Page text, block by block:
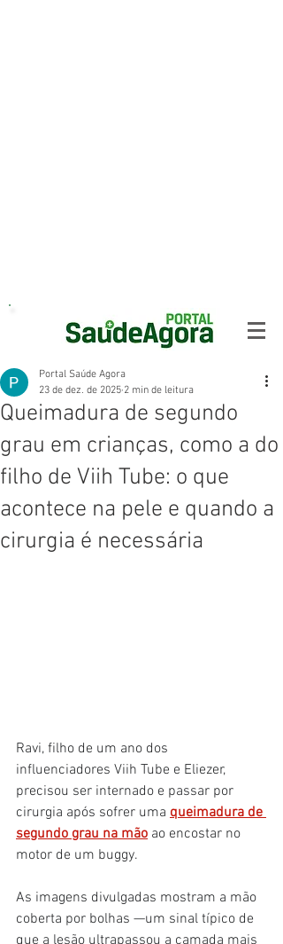
Queimadura de segundo
grau em crianças, como a do
filho de Viih Tube: o que
acontece na pele e quando a
cirurgia é necessária
Portal Saúde Agora
23 de dez. de 2025 2 min de leitura
Ravi, filho de um ano dos
influenciadores Viih Tube e Eliezer,
precisou ser internado e passar por
cirurgia após sofrer uma queimadura de
segundo grau na mão ao encostar no
motor de um buggy.
As imagens divulgadas mostram a mão
coberta por bolhas —um sinal típico de